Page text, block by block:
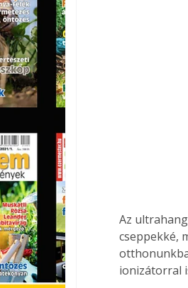
Az
cseppekké,
ionizátorral